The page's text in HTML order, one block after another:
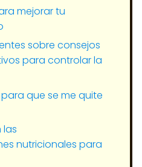
mejorar tu
sobre consejos
para controlar la
que se me quite
las
nutricionales para